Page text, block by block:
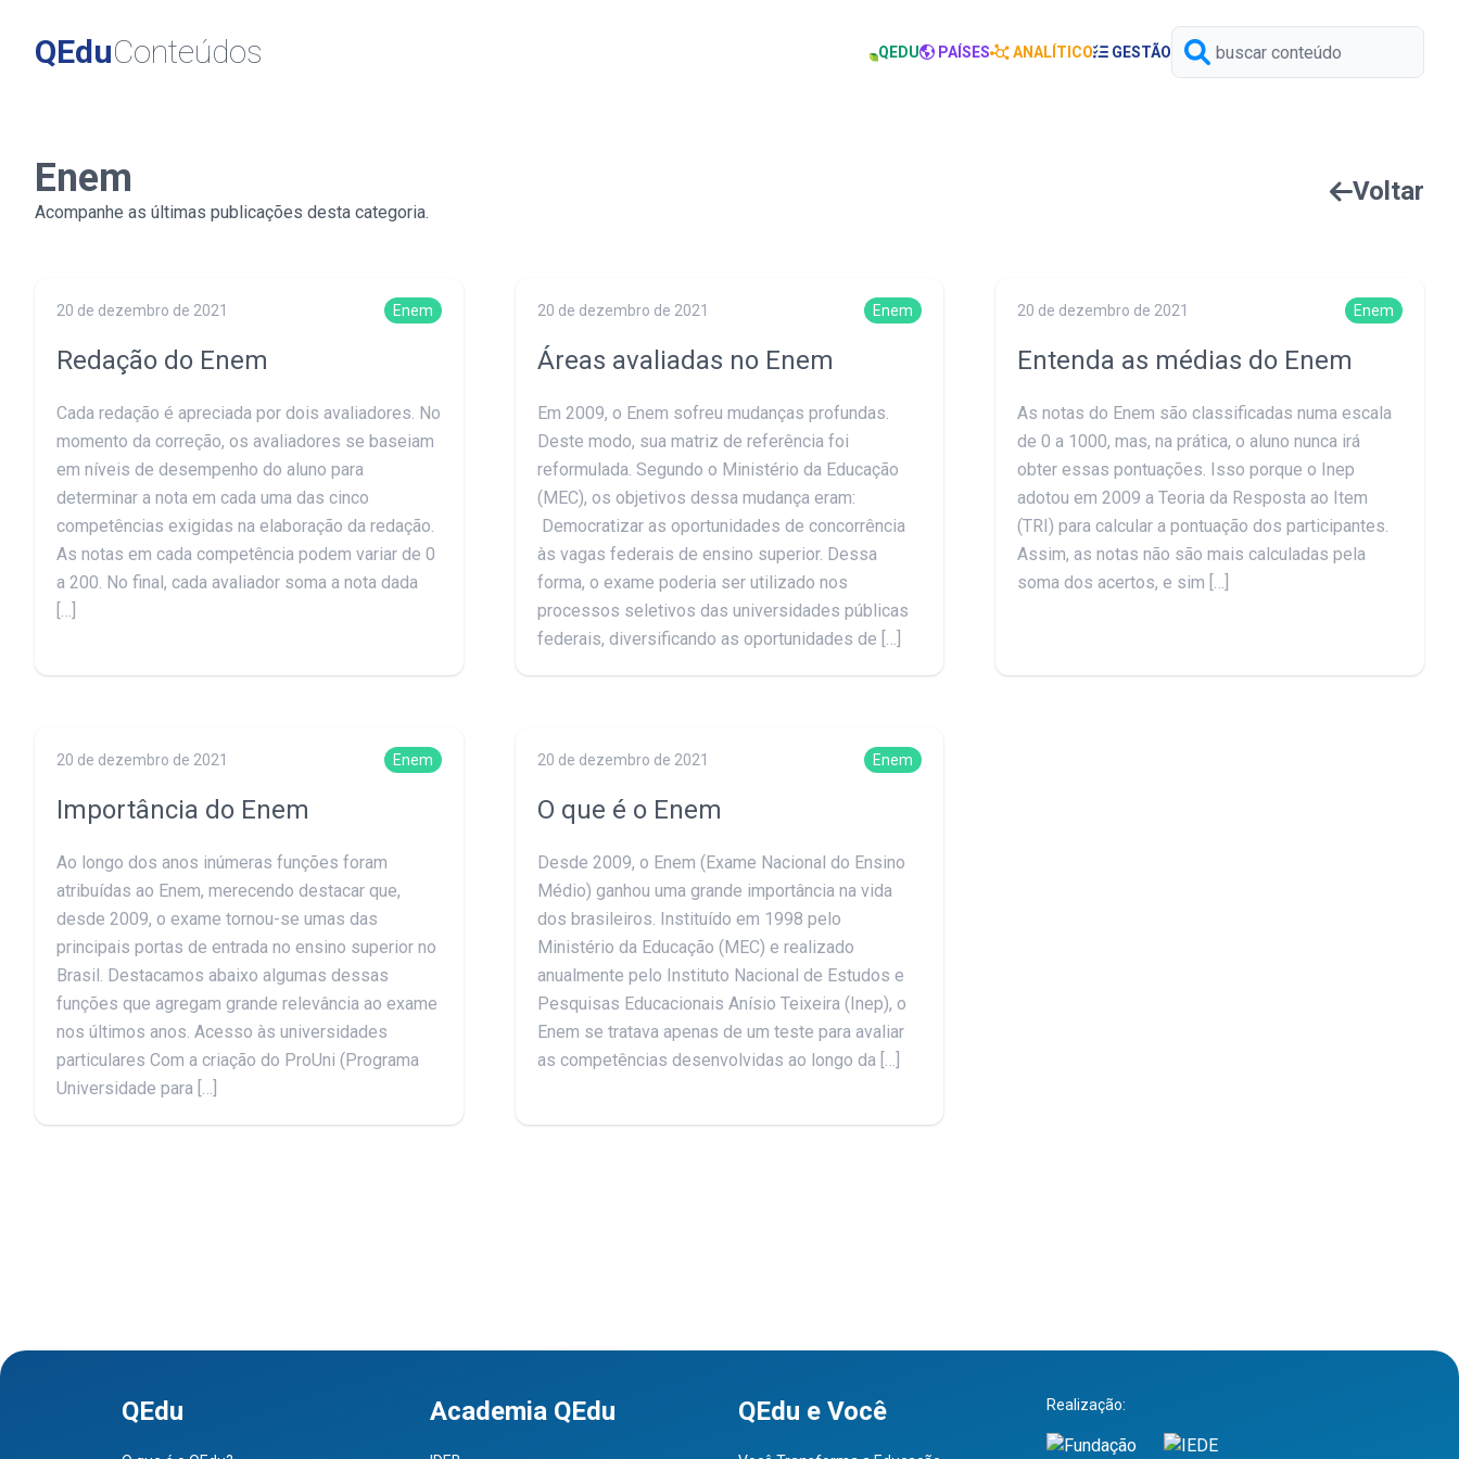
QEduConteúdos QEDU PAÍSES ANALÍTICO GESTÃO
Enem
Acompanhe as últimas publicações desta categoria.
Voltar
20 de dezembro de 2021 Enem
Redação do Enem
Cada redação é apreciada por dois avaliadores. No
momento da correção, os avaliadores se baseiam
em níveis de desempenho do aluno para
determinar a nota em cada uma das cinco
competências exigidas na elaboração da redação.
As notas em cada competência podem variar de 0
a 200. No final, cada avaliador soma a nota dada
[…]
20 de dezembro de 2021 Enem
Áreas avaliadas no Enem
Em 2009, o Enem sofreu mudanças profundas.
Deste modo, sua matriz de referência foi
reformulada. Segundo o Ministério da Educação
(MEC), os objetivos dessa mudança eram:
Democratizar as oportunidades de concorrência
às vagas federais de ensino superior. Dessa
forma, o exame poderia ser utilizado nos
processos seletivos das universidades públicas
federais, diversificando as oportunidades de […]
20 de dezembro de 2021 Enem
Entenda as médias do Enem
As notas do Enem são classificadas numa escala
de 0 a 1000, mas, na prática, o aluno nunca irá
obter essas pontuações. Isso porque o Inep
adotou em 2009 a Teoria da Resposta ao Item
(TRI) para calcular a pontuação dos participantes.
Assim, as notas não são mais calculadas pela
soma dos acertos, e sim […]
20 de dezembro de 2021 Enem
Importância do Enem
Ao longo dos anos inúmeras funções foram
atribuídas ao Enem, merecendo destacar que,
desde 2009, o exame tornou-se umas das
principais portas de entrada no ensino superior no
Brasil. Destacamos abaixo algumas dessas
funções que agregam grande relevância ao exame
nos últimos anos. Acesso às universidades
particulares Com a criação do ProUni (Programa
Universidade para […]
20 de dezembro de 2021 Enem
O que é o Enem
Desde 2009, o Enem (Exame Nacional do Ensino
Médio) ganhou uma grande importância na vida
dos brasileiros. Instituído em 1998 pelo
Ministério da Educação (MEC) e realizado
anualmente pelo Instituto Nacional de Estudos e
Pesquisas Educacionais Anísio Teixeira (Inep), o
Enem se tratava apenas de um teste para avaliar
as competências desenvolvidas ao longo da […]
QEdu Academia QEdu QEdu e Você Realização: